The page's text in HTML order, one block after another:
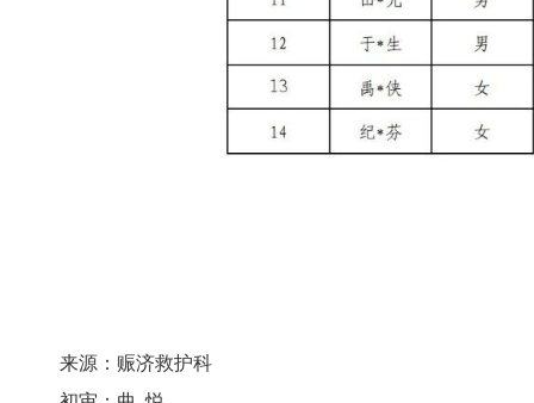
来源：赈济救护科